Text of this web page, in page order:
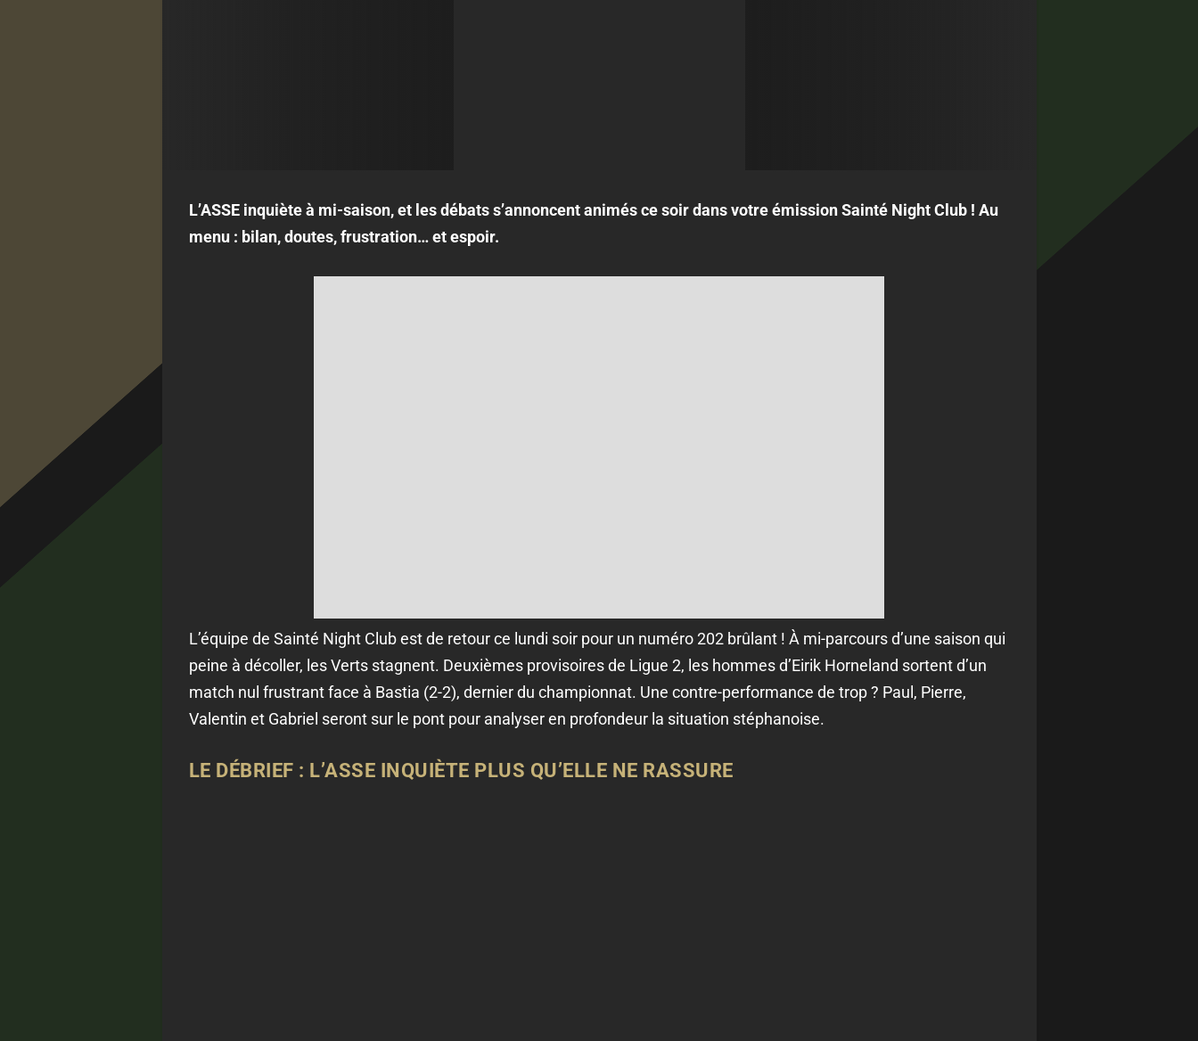
L’ASSE inquiète à mi-saison, et les débats s’annoncent animés ce soir dans votre émission Sainté Night Club ! Au
menu : bilan, doutes, frustration… et espoir.
L’équipe de Sainté Night Club est de retour ce lundi soir pour un numéro 202 brûlant ! À mi-parcours d’une saison qui
peine à décoller, les Verts stagnent. Deuxièmes provisoires de Ligue 2, les hommes d’Eirik Horneland sortent d’un
match nul frustrant face à Bastia (2-2), dernier du championnat. Une contre-performance de trop ? Paul, Pierre,
Valentin et Gabriel seront sur le pont pour analyser en profondeur la situation stéphanoise.
LE DÉBRIEF : L’ASSE INQUIÈTE PLUS QU’ELLE NE RASSURE